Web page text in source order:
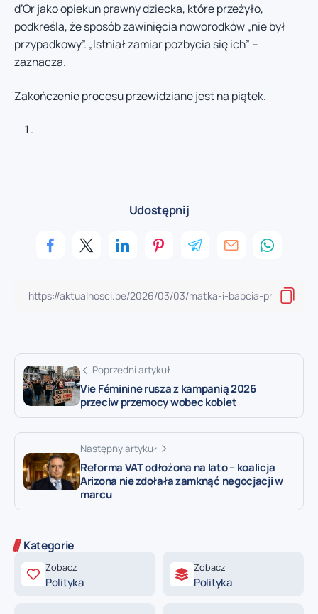
d’Or jako opiekun prawny dziecka, które przeżyło,
podkreśla, że sposób zawinięcia noworodków „nie był
przypadkowy”. „Istniał zamiar pozbycia się ich” –
zaznacza.
Zakończenie procesu przewidziane jest na piątek.
Udostępnij
Poprzedni artykuł
Vie Féminine rusza z kampanią 2026
przeciw przemocy wobec kobiet
Następny artykuł
Reforma VAT odłożona na lato – koalicja
Arizona nie zdołała zamknąć negocjacji w
marcu
Kategorie
Zobacz
Polityka
Zobacz
Polityka